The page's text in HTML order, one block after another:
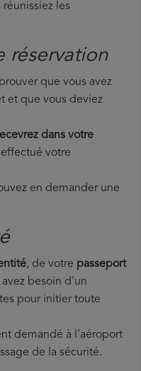
les
réservation
que vous avez
et que vous deviez
dans votre
votre
en demander une
, de votre passeport
avez besoin d'un
pour initier toute
demandé à l'aéroport
de la sécurité.